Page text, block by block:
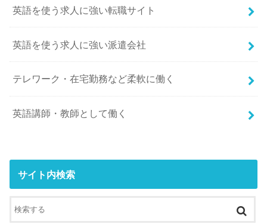
英語を使う求人に強い転職サイト
英語を使う求人に強い派遣会社
テレワーク・在宅勤務など柔軟に働く
英語講師・教師として働く
サイト内検索